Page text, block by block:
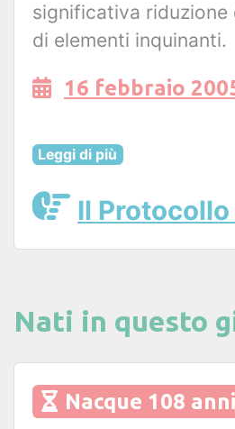
significativa riduzione
di elementi inquinanti.
16 febbraio
Leggi di più
Il
Nati in questo
Nacque 108